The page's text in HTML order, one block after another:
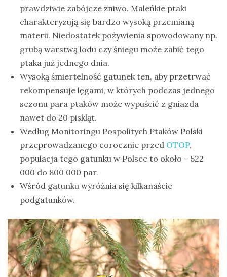
prawdziwie zabójcze żniwo. Maleńkie ptaki
charakteryzują się bardzo wysoką przemianą
materii. Niedostatek pożywienia spowodowany np.
grubą warstwą lodu czy śniegu może zabić tego
ptaka już jednego dnia.
Wysoką śmiertelność gatunek ten, aby przetrwać
rekompensuje lęgami, w których podczas jednego
sezonu para ptaków może wypuścić z gniazda
nawet do 20 piskląt.
Według Monitoringu Pospolitych Ptaków Polski
przeprowadzanego corocznie przed OTOP,
populacja tego gatunku w Polsce to około – 522
000 do 800 000 par.
Wśród gatunku wyróżnia się kilkanaście
podgatunków.